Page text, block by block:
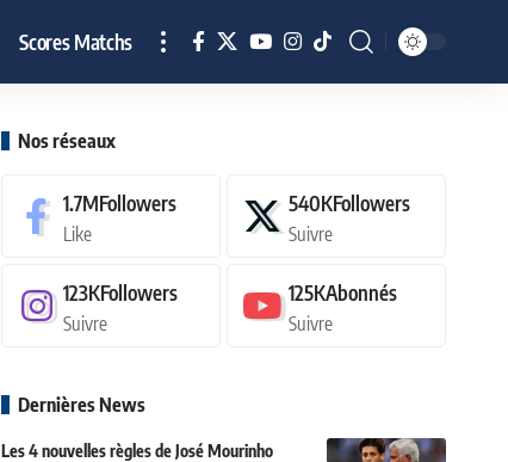
Scores Matchs
Nos réseaux
1.7MFollowers
Like
540KFollowers
Suivre
123KFollowers
Suivre
125KAbonnés
Suivre
Dernières News
Les 4 nouvelles règles de José Mourinho